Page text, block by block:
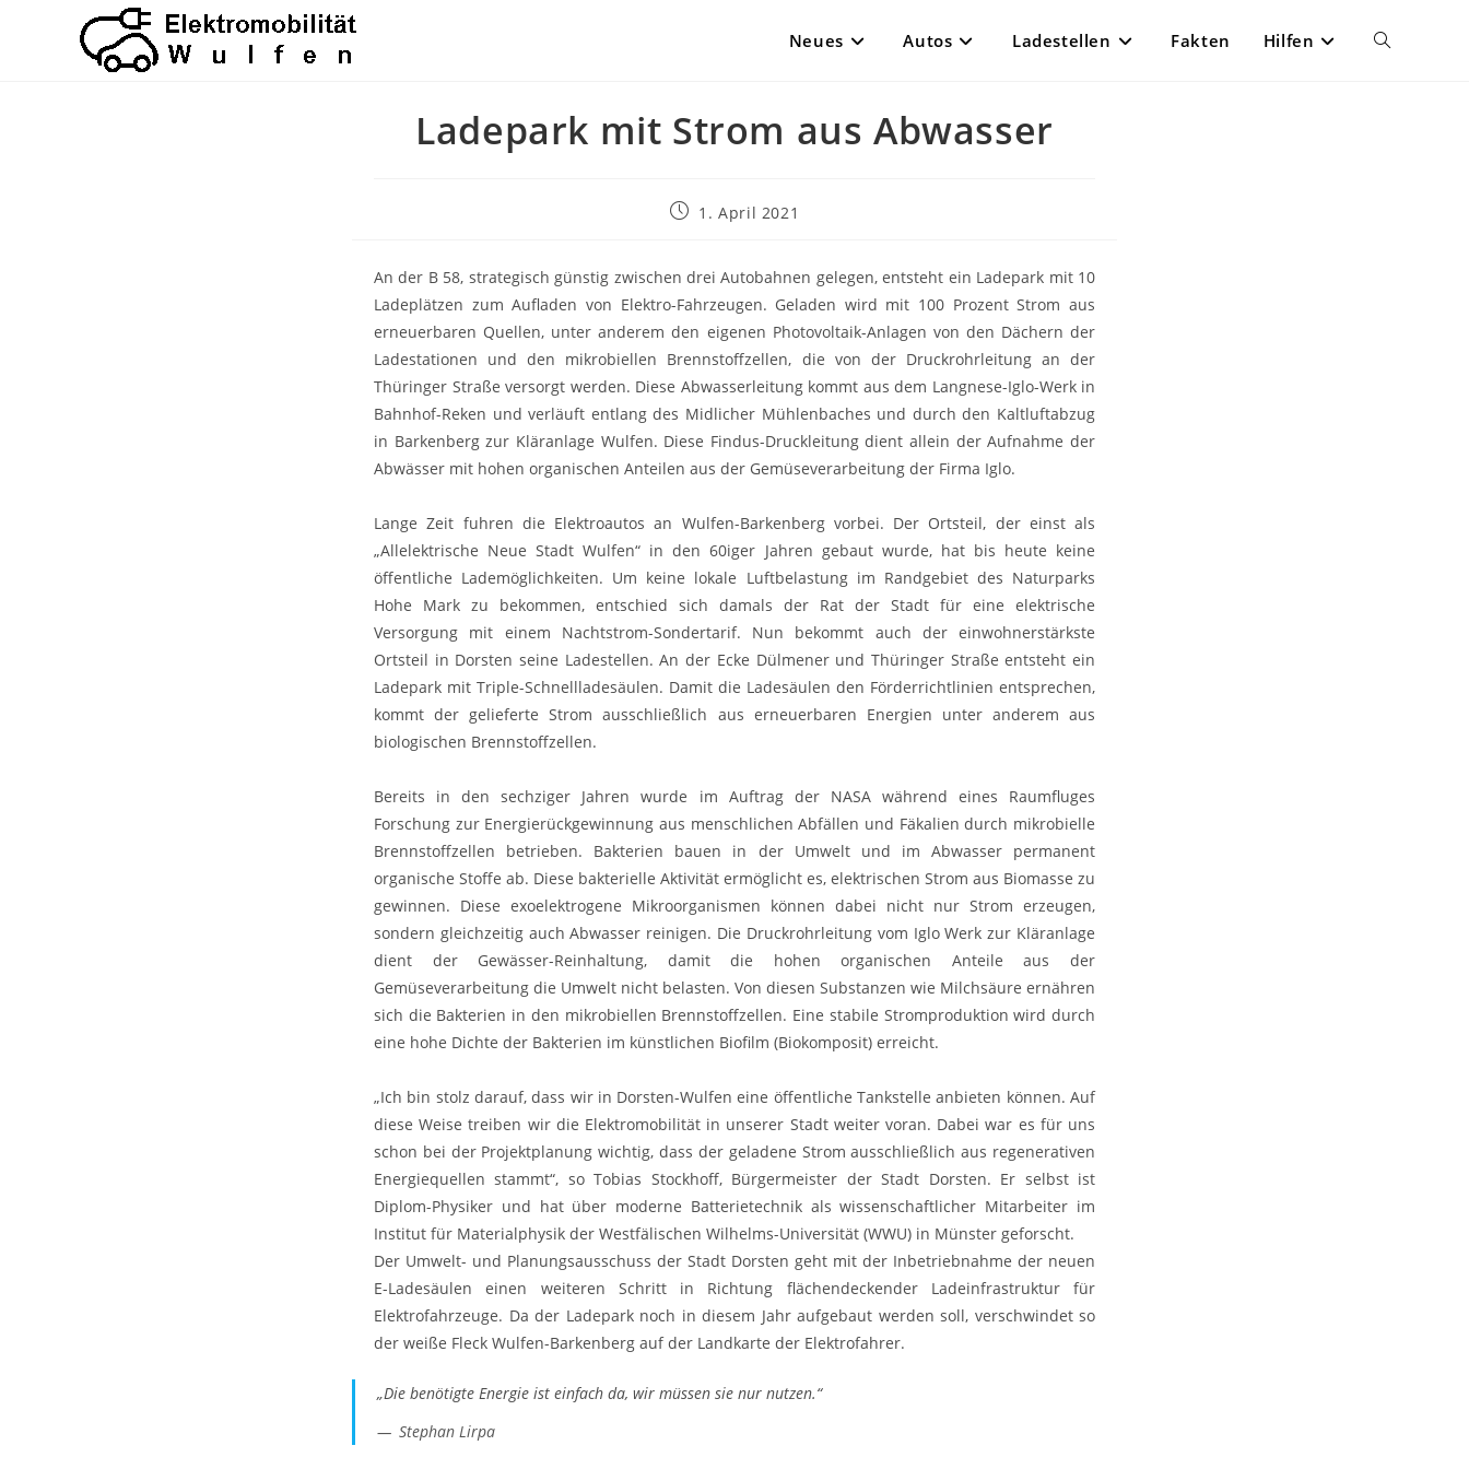
Neues Autos Ladestellen Fakten Hilfen Website-
Ladepark mit Strom aus Abwasser
Beitrag1. April 2021
An der B 58, strategisch günstig zwischen drei Autobahnen gelegen, entsteht ein Ladepark mit 10
Ladeplätzen zum Aufladen von Elektro-Fahrzeugen. Geladen wird mit 100 Prozent Strom aus
erneuerbaren Quellen, unter anderem den eigenen Photovoltaik-Anlagen von den Dächern der
Ladestationen und den mikrobiellen Brennstoffzellen, die von der Druckrohrleitung an der
Thüringer Straße versorgt werden. Diese Abwasserleitung kommt aus dem Langnese-Iglo-Werk in
Bahnhof-Reken und verläuft entlang des Midlicher Mühlenbaches und durch den Kaltluftabzug
in Barkenberg zur Kläranlage Wulfen. Diese Findus-Druckleitung dient allein der Aufnahme der
Abwässer mit hohen organischen Anteilen aus der Gemüseverarbeitung der Firma Iglo.
Lange Zeit fuhren die Elektroautos an Wulfen-Barkenberg vorbei. Der Ortsteil, der einst als
„Allelektrische Neue Stadt Wulfen“ in den 60iger Jahren gebaut wurde, hat bis heute keine
öffentliche Lademöglichkeiten. Um keine lokale Luftbelastung im Randgebiet des Naturparks
Hohe Mark zu bekommen, entschied sich damals der Rat der Stadt für eine elektrische
Versorgung mit einem Nachtstrom-Sondertarif. Nun bekommt auch der einwohnerstärkste
Ortsteil in Dorsten seine Ladestellen. An der Ecke Dülmener und Thüringer Straße entsteht ein
Ladepark mit Triple-Schnellladesäulen. Damit die Ladesäulen den Förderrichtlinien entsprechen,
kommt der gelieferte Strom ausschließlich aus erneuerbaren Energien unter anderem aus
biologischen Brennstoffzellen.
Bereits in den sechziger Jahren wurde im Auftrag der NASA während eines Raumfluges
Forschung zur Energierückgewinnung aus menschlichen Abfällen und Fäkalien durch mikrobielle
Brennstoffzellen betrieben. Bakterien bauen in der Umwelt und im Abwasser permanent
organische Stoffe ab. Diese bakterielle Aktivität ermöglicht es, elektrischen Strom aus Biomasse zu
gewinnen. Diese exoelektrogene Mikroorganismen können dabei nicht nur Strom erzeugen,
sondern gleichzeitig auch Abwasser reinigen. Die Druckrohrleitung vom Iglo Werk zur Kläranlage
dient der Gewässer-Reinhaltung, damit die hohen organischen Anteile aus der
Gemüseverarbeitung die Umwelt nicht belasten. Von diesen Substanzen wie Milchsäure ernähren
sich die Bakterien in den mikrobiellen Brennstoffzellen. Eine stabile Stromproduktion wird durch
eine hohe Dichte der Bakterien im künstlichen Biofilm (Biokomposit) erreicht.
„Ich bin stolz darauf, dass wir in Dorsten-Wulfen eine öffentliche Tankstelle anbieten können. Auf
diese Weise treiben wir die Elektromobilität in unserer Stadt weiter voran. Dabei war es für uns
schon bei der Projektplanung wichtig, dass der geladene Strom ausschließlich aus regenerativen
Energiequellen stammt“, so Tobias Stockhoff, Bürgermeister der Stadt Dorsten. Er selbst ist
Diplom-Physiker und hat über moderne Batterietechnik als wissenschaftlicher Mitarbeiter im
Institut für Materialphysik der Westfälischen Wilhelms-Universität (WWU) in Münster geforscht.
Der Umwelt- und Planungsausschuss der Stadt Dorsten geht mit der Inbetriebnahme der neuen
E-Ladesäulen einen weiteren Schritt in Richtung flächendeckender Ladeinfrastruktur für
Elektrofahrzeuge. Da der Ladepark noch in diesem Jahr aufgebaut werden soll, verschwindet so
der weiße Fleck Wulfen-Barkenberg auf der Landkarte der Elektrofahrer.
„Die benötigte Energie ist einfach da, wir müssen sie nur nutzen.“
Stephan Lirpa